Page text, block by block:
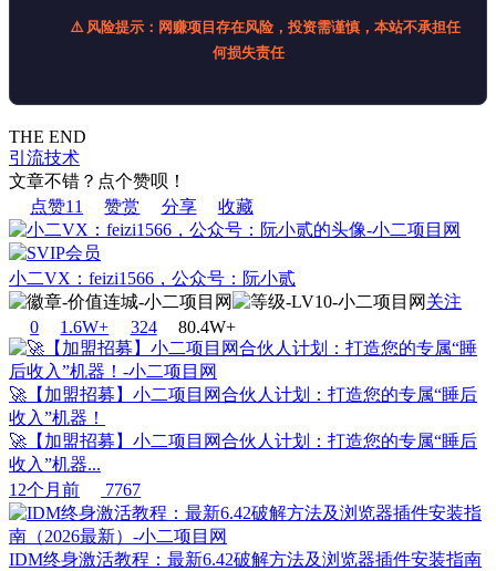
⚠️ 风险提示：网赚项目存在风险，投资需谨慎，本站不承担任
何损失责任
THE END
引流技术
文章不错？点个赞呗！
点赞11 赞赏 分享 收藏
小二VX：feizi1566，公众号：阮小贰
关注
0
1.6W+ 324 80.4W+
🚀【加盟招募】小二项目网合伙人计划：打造您的专属“睡后
收入”机器！
🚀【加盟招募】小二项目网合伙人计划：打造您的专属“睡后
收入”机器...
12个月前
7767
IDM终身激活教程：最新6.42破解方法及浏览器插件安装指南